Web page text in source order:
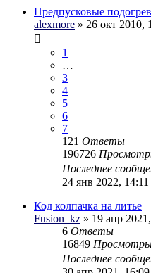
Предпусковые
alexmore » 26 окт 2010,
1
…
3
4
5
6
7
121 Ответы
196726
Последнее
24 янв 2022, 14:11
Код колпачка на литье
Fusion_kz » 19 апр
6 Ответы
16849
Последнее